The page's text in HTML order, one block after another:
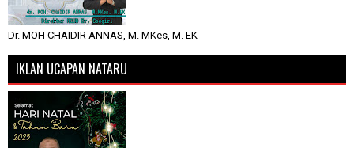
Dr. MOH CHAIDIR ANNAS, M. MKes, M. EK
IKLAN UCAPAN NATARU